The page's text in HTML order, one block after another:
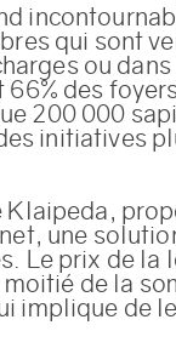
qui sont
ou
66% des
200 000
initiatives
une
Le prix de la
de la
implique de